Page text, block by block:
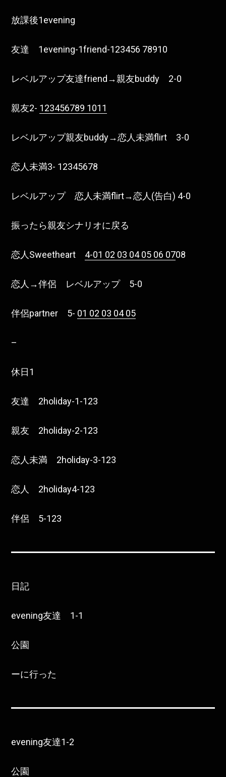
放課後1evening
友達 1evening-1friend-123456 78910
レベルアップ友達friend→親友buddy 2-0
親友2- 123456789 1011
レベルアップ親友buddy→恋人未満flirt 3-0
恋人未満3- 12345678
レベルアップ 恋人未満flirt→恋人(告白) 4-0
振ったら親友シナリオに戻る
恋人Sweetheart 4-01 02 03 04 05 06 0708
恋人→伴侶 レベルアップ 5-0
伴侶partner 5- 01 02 03 04 05
–
休日1
友達 2holiday-1-123
親友 2holiday-2-123
恋人未満 2holiday-3-123
恋人 2holiday4-123
伴侶 5-123
日記
evening友達 1-1
公園
ーに行った
evening友達1-2
公園